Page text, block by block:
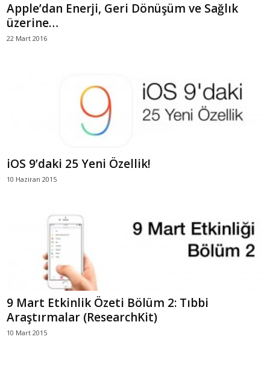
Apple’dan Enerji, Geri Dönüşüm ve Sağlık
üzerine…
22 Mart 2016
iOS 9’daki 25 Yeni Özellik!
10 Haziran 2015
9 Mart Etkinlik Özeti Bölüm 2: Tıbbi
Araştırmalar (ResearchKit)
10 Mart 2015